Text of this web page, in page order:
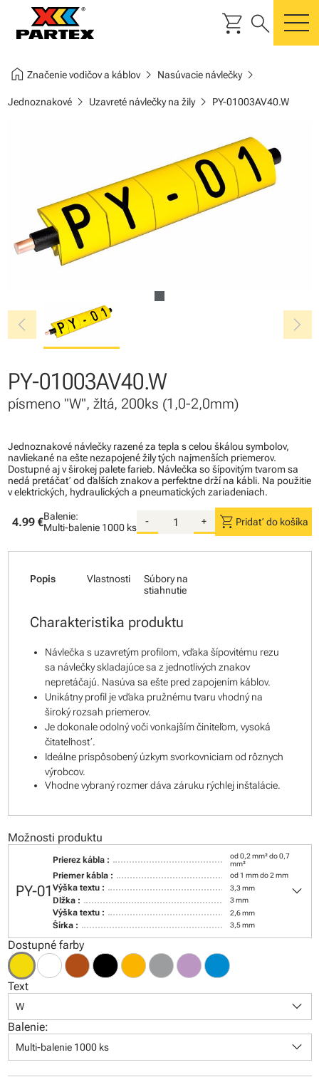
shopping_cart search
home Značenie vodičov a káblovchevron_right Nasúvacie návlečkychevron_right
Jednoznakovéchevron_right Uzavreté návlečky na žilychevron_right PY-01003AV40.W
chevron_left chevron_right
PY-01003AV40.W
písmeno "W", žltá, 200ks (1,0-2,0mm)
Jednoznakové návlečky razené za tepla s celou škálou symbolov,
navliekané na ešte nezapojené žily tých najmenších priemerov.
Dostupné aj v širokej palete farieb. Návlečka so šípovitým tvarom sa
nedá pretáčať od ďalších znakov a perfektne drží na kábli. Na použitie
v elektrických, hydraulických a pneumatických zariadeniach.
4.99 €Balenie:
Multi-balenie 1000 ks
- + shopping_cart Pridať do košíka
Popis Vlastnosti
Súbory na
stiahnutie
Charakteristika produktu
Návlečka s uzavretým profilom, vďaka šípovitému rezu
sa návlečky skladajúce sa z jednotlivých znakov
nepretáčajú. Nasúva sa ešte pred zapojením káblov.
Unikátny profil je vďaka pružnému tvaru vhodný na
široký rozsah priemerov.
Je dokonale odolný voči vonkajším činiteľom, vysoká
čitateľnosť.
Ideálne prispôsobený úzkym svorkovniciam od rôznych
výrobcov.
Vhodne vybraný rozmer dáva záruku rýchlej inštalácie.
Možnosti produktu
PY-01
Prierez kábla :
od 0,2 mm² do 0,7
mm²
Priemer kábla : od 1 mm do 2 mm
Výška textu : 3,3 mm
Dĺžka : 3 mm
Výška textu : 2,6 mm
Šírka : 3,5 mm
keyboard_arrow_down
Dostupné farby
Text
W keyboard_arrow_down
Balenie:
Multi-balenie 1000 ks keyboard_arrow_down